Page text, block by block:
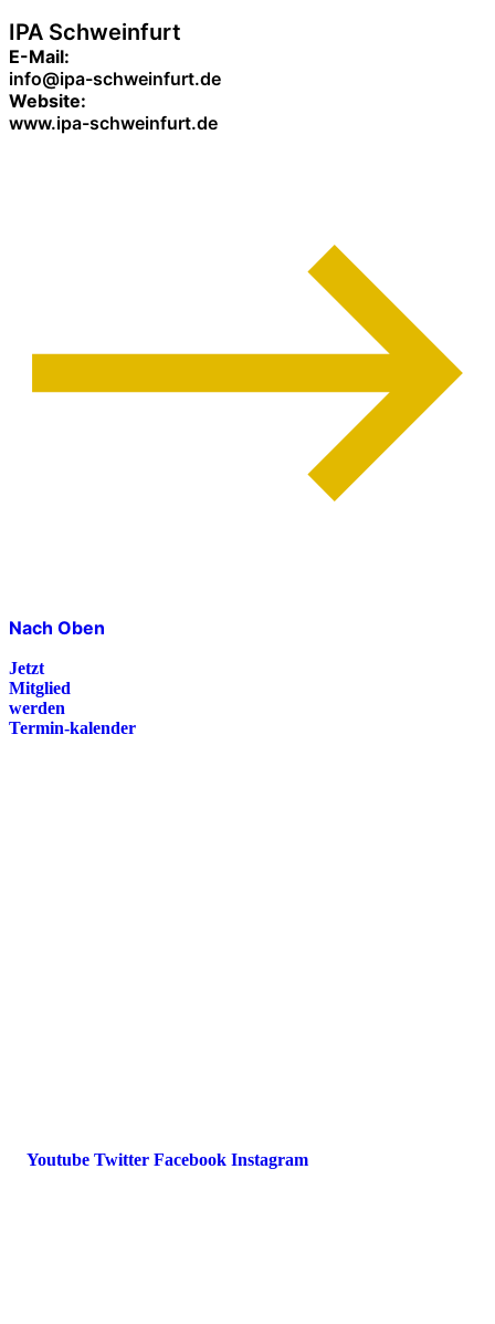
IPA Schweinfurt
E-Mail:
info@ipa-schweinfurt.de
Website:
www.ipa-schweinfurt.de
Nach Oben
Jetzt
Mitglied
werden
Termin-kalender
Youtube Twitter Facebook Instagram